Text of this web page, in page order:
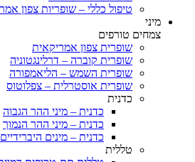
טיפול כללי – שופריות צפון
מיני
צמחים טורפים
שופרית צפון אמריקאית
שופרית קוברה – דרלינגטוניה
שופרית השמש – הליאמפורה
שופרית אוסטרלית – צפלוטוס
כדנית
כדנית – מיני ההר הגבוה
כדנית – מיני ההר הנמוך
כדנית – מינים היברידיים
טללית